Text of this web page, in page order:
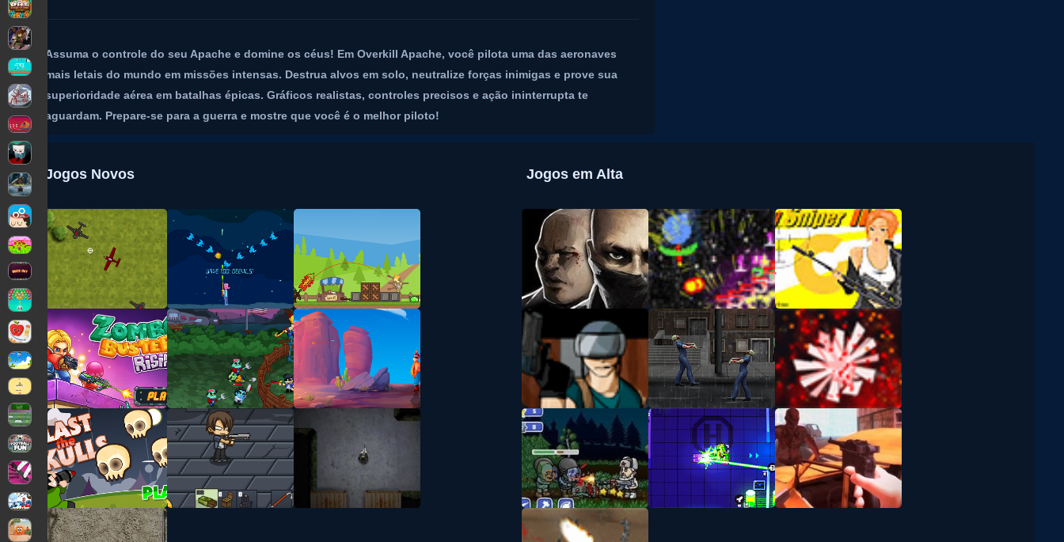
Assuma o controle do seu Apache e domine os céus! Em Overkill Apache, você pilota uma das aeronaves
mais letais do mundo em missões intensas. Destrua alvos em solo, neutralize forças inimigas e prove sua
superioridade aérea em batalhas épicas. Gráficos realistas, controles precisos e ação ininterrupta te
aguardam. Prepare-se para a guerra e mostre que você é o melhor piloto!
Jogos Novos Jogos em Alta